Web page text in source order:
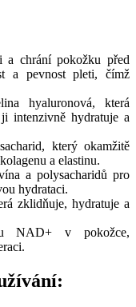
a chrání pokožku před
a pevnost pleti, čímž
hyaluronová, která
intenzivně hydratuje a
který okamžitě
a elastinu.
a polysacharidů pro
hydrataci.
zklidňuje, hydratuje a
NAD+ v pokožce,